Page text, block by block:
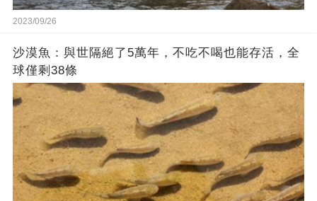
2023/09/26
沙漠魚：與世隔絕了5萬年，不吃不喝也能存活，全
球僅剩38條